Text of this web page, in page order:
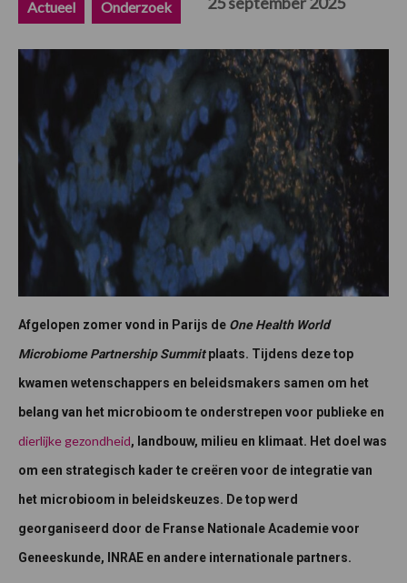
Actueel Onderzoek
Afgelopen zomer vond in Parijs de One Health World
Microbiome Partnership Summitplaats. Tijdens deze top
kwamen wetenschappers en beleidsmakers samen om het
belang van het microbioom te onderstrepen voor publieke en
dierlijke gezondheid, landbouw, milieu en klimaat. Het doel was
om een strategisch kader te creëren voor de integratie van
het microbioom in beleidskeuzes. De top werd
georganiseerd door de Franse Nationale Academie voor
Geneeskunde, INRAE en andere internationale partners.